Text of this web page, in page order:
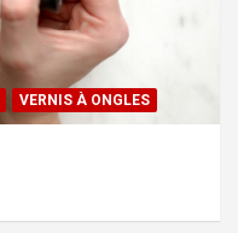
VERNIS À ONGLES